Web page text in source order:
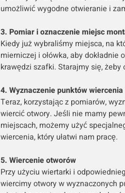
umożliwić wygodne otwieranie i
3. Pomiar i oznaczenie miejsc
Kiedy już wybraliśmy miejsca, na
mierniczej i ołówka, aby
krawędzi szafki. Starajmy się, żeby
4. Wyznaczenie punktów wiercenia
Teraz, korzystając z pomiarów,
wiercić otwory. Jeśli nie mamy
miejscach, możemy użyć
wiercenia, który ułatwi nam pracę.
5. Wiercenie otworów
Przy użyciu wiertarki i
wiercimy otwory w wyznaczonych